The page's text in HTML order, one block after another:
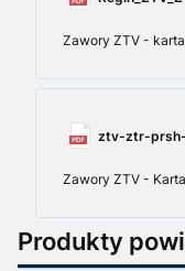
Zawory ZTV -
ztv-ztr-
Zawory ZTV -
Produkty